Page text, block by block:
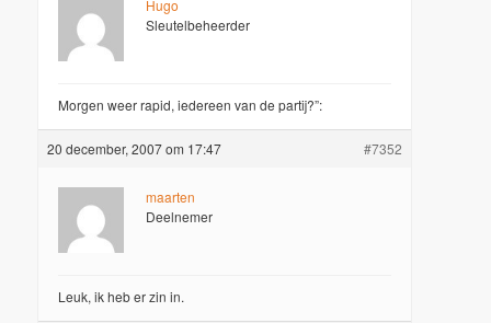
Hugo
Sleutelbeheerder
Morgen weer rapid, iedereen van de partij?”:
20 december, 2007 om 17:47 #7352
maarten
Deelnemer
Leuk, ik heb er zin in.